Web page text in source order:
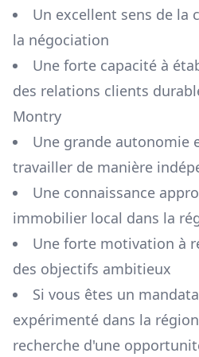
Un excellent sens de la
la négociation
Une forte capacité à
des relations clients
Montry
Une grande autonomie
travailler de manière
Une connaissance
immobilier local dans la
Une forte motivation à
des objectifs ambitieux
Si vous êtes un
expérimenté dans la région
recherche d'une